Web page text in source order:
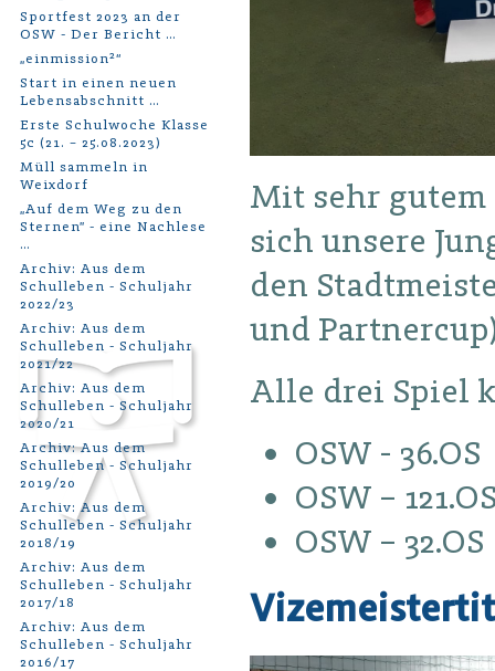
Mit sehr
sich unsere
den
und
Alle drei Spiel
OSW -
OSW –
OSW –
Sportfest 2023 an der
OSW - Der Bericht …
„einmission²“
Start in einen neuen
Lebensabschnitt …
Erste Schulwoche Klasse
5c (21. – 25.08.2023)
Müll sammeln in
Weixdorf
„Auf dem Weg zu den
Sternen” - eine Nachlese
…
Archiv: Aus dem
Schulleben - Schuljahr
2022/23
Archiv: Aus dem
Schulleben - Schuljahr
2021/22
Archiv: Aus dem
Schulleben - Schuljahr
2020/21
Archiv: Aus dem
Schulleben - Schuljahr
2019/20
Archiv: Aus dem
Schulleben - Schuljahr
2018/19
Archiv: Aus dem
Schulleben - Schuljahr
2017/18
Archiv: Aus dem
Schulleben - Schuljahr
2016/17